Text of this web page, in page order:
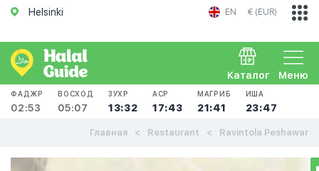
Helsinki EN € (EUR)
Меню
Каталог
ФАДЖР
02:53
ВОСХОД
05:07
ЗУХР
13:32
АСР
17:43
МАГРИБ
21:41
ИША
23:47
Главная Restaurant Ravintola Peshawar